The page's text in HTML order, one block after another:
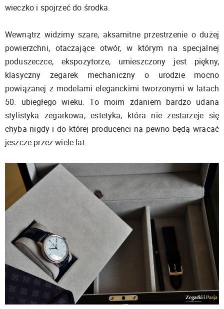
wieczko i spojrzeć do środka.
Wewnątrz widzimy szare, aksamitne przestrzenie o dużej
powierzchni, otaczające otwór, w którym na specjalnej
poduszeczce, ekspozytorze, umieszczony jest piękny,
klasyczny zegarek mechaniczny o urodzie mocno
powiązanej z modelami eleganckimi tworzonymi w latach
50. ubiegłego wieku. To moim zdaniem bardzo udana
stylistyka zegarkowa, estetyka, która nie zestarzeje się
chyba nigdy i do której producenci na pewno będą wracać
jeszcze przez wiele lat.